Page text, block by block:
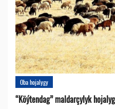
Oba hojalygy
“Köýtendag” maldarçylyk